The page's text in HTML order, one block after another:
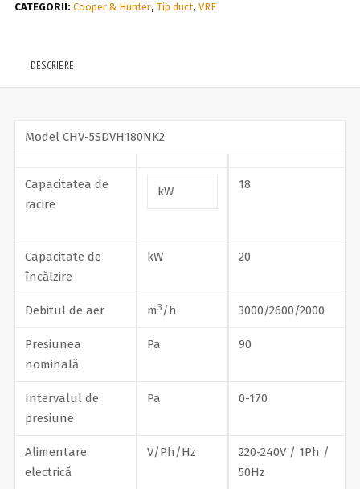
CATEGORII: Cooper & Hunter, Tip duct, VRF
DESCRIERE
Model CHV-5SDVH180NK2
Capacitatea de
racire
kW 18
Capacitate de
încălzire
kW 20
Debitul de aer m3 /h 3000/2600/2000
Presiunea
nominală
Pa 90
Intervalul de
presiune
Pa 0-170
Alimentare
electrică
V/Ph/Hz
220-240V / 1Ph /
50Hz